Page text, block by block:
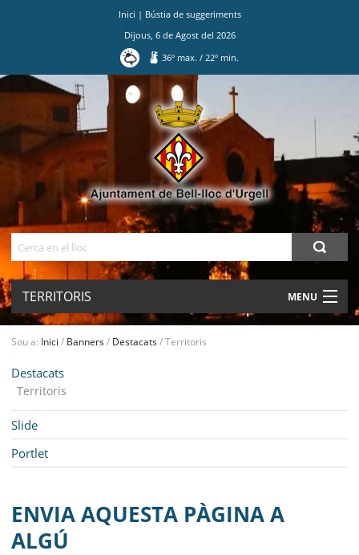
Inici | Bústia de suggeriments
Dijous, 6de Agostdel 2026
36º max./ 22º min.
TERRITORIS MENU
MUNICIPI
SEU ELECTRÒNICA
BELL-LLOC SOLUCIONA
Sou a: Inici / Banners/ Destacats/Territoris
Destacats
Territoris
Slide
Portlet
ENVIA AQUESTA PÀGINA A
ALGÚ